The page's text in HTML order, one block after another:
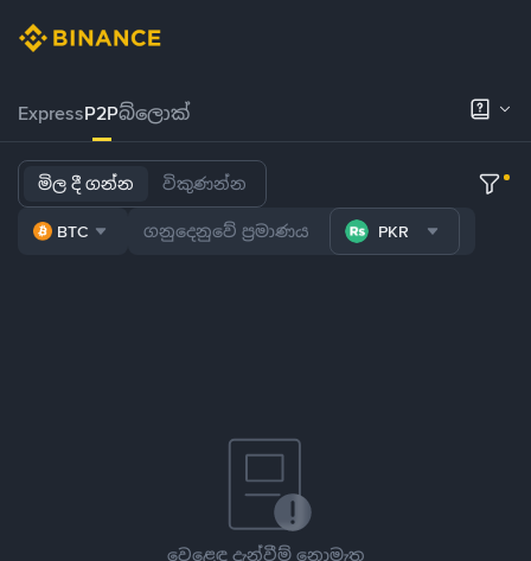
ExpressP2Pබ්ලොක්
මිල දී ගන්න විකුණන්න
BTC PKR
වෙළෙඳ දැන්වීම් නොමැත